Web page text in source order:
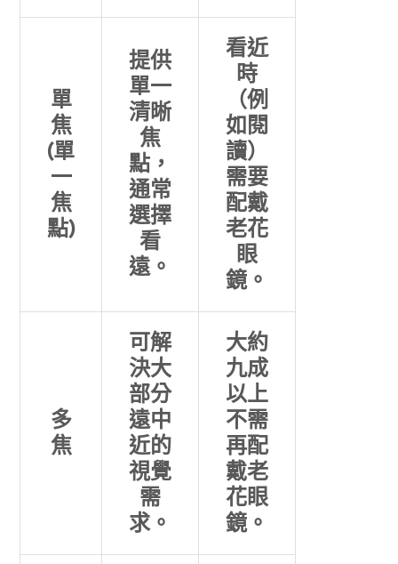
單
焦
(單
一
焦
點)
提供
單一
清晰
焦
點，
通常
選擇
看
遠。
看近
時
（例
如閱
讀）
需要
配戴
老花
眼
鏡。
多
焦
可解
決大
部分
遠中
近的
視覺
需
求。
大約
九成
以上
不需
再配
戴老
花眼
鏡。